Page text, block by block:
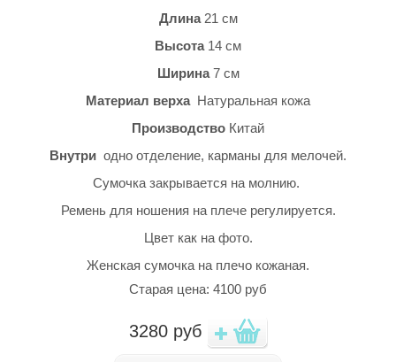
Длина21 см
Высота 14 см
Ширина7 см
Материал верха Натуральная кожа
Производство Китай
Внутри одно отделение, карманы для мелочей.
Сумочка закрывается на молнию.
Ремень для ношения на плече регулируется.
Цвет как на фото.
Женская сумочка на плечо кожаная.
Старая цена: 4100 руб
3280руб